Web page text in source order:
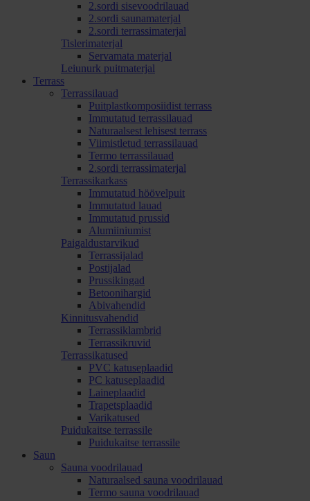
2.sordi sisevoodrilauad
2.sordi saunamaterjal
2.sordi terrassimaterjal
Tislerimaterjal
Servamata materjal
Leiunurk puitmaterjal
Terrass
Terrassilauad
Puitplastkomposiidist terrass
Immutatud terrassilauad
Naturaalsest lehisest terrass
Viimistletud terrassilauad
Termo terrassilauad
2.sordi terrassimaterjal
Terrassikarkass
Immutatud höövelpuit
Immutatud lauad
Immutatud prussid
Alumiiniumist
Paigaldustarvikud
Terrassijalad
Postijalad
Prussikingad
Betoonihargid
Abivahendid
Kinnitusvahendid
Terrassiklambrid
Terrassikruvid
Terrassikatused
PVC katuseplaadid
PC katuseplaadid
Laineplaadid
Trapetsplaadid
Varikatused
Puidukaitse terrassile
Puidukaitse terrassile
Saun
Sauna voodrilauad
Naturaalsed sauna voodrilauad
Termo sauna voodrilauad